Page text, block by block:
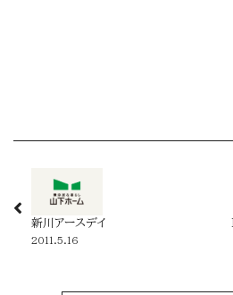
新川アースデイ
2011.5.16